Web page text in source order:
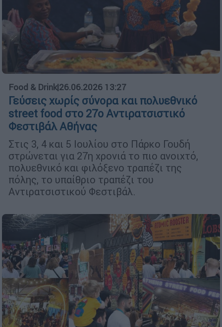
Food & Drink|26.06.2026 13:27
Γεύσεις χωρίς σύνορα και πολυεθνικό
street food στο 27ο Αντιρατσιστικό
Φεστιβάλ Αθήνας
Στις 3, 4 και 5 Ιουλίου στο Πάρκο Γουδή
στρώνεται για 27η χρονιά το πιο ανοιχτό,
πολυεθνικό και φιλόξενο τραπέζι της
πόλης, το υπαίθριο τραπέζι του
Αντιρατσιστικού Φεστιβάλ.